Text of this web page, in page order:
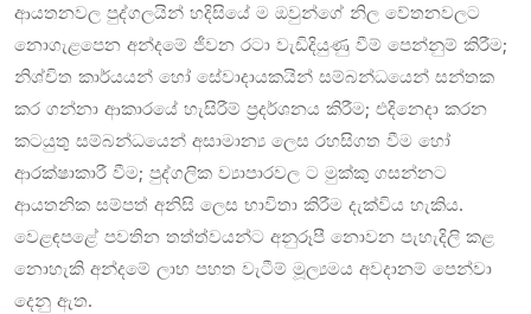
ආයතනවල පුද්ගලයින් හදිසියේ ම ඔවුන්ගේ නිල වේතනවලට
නොගැළපෙන අන්දමේ ජීවන රටා වැඩිදියුණු වීම් පෙන්නුම් කිරීම;
නිශ්චිත කාර්යයන් හෝ සේවාදායකයින් සම්බන්ධයෙන් සන්තක
කර ගන්නා ආකාරයේ හැසිරීම් ප්‍රදර්ශනය කිරීම; එදිනෙදා කරන
කටයුතු සම්බන්ධයෙන් අසාමාන්‍ය ලෙස රහසිගත වීම හෝ
ආරක්ෂාකාරී වීම; පුද්ගලික ව්‍යාපාරවල ට මුක්කු ගසන්නට
ආයතනික සම්පත් අනිසි ලෙස භාවිතා කිරීම දැක්විය හැකිය.
වෙළඳපළේ පවතින තත්ත්වයන්ට අනුරූපී නොවන පැහැදිලි කළ
නොහැකි අන්දමේ ලාභ පහත වැටීම් මූල්‍යමය අවදානම් පෙන්වා
දෙනු ඇත.